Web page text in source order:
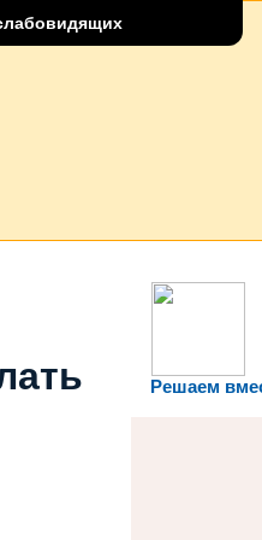
Решаем